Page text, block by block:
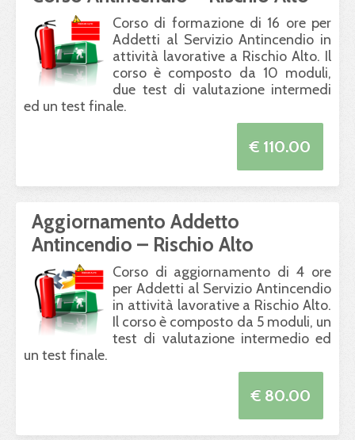
Corso di formazione di 16 ore per
Addetti al Servizio Antincendio in
attività lavorative a Rischio Alto. Il
corso è composto da 10 moduli,
due test di valutazione intermedi
ed un test finale.
€ 110.00
Aggiornamento Addetto
Antincendio – Rischio Alto
Corso di aggiornamento di 4 ore
per Addetti al Servizio Antincendio
in attività lavorative a Rischio Alto.
Il corso è composto da 5 moduli, un
test di valutazione intermedio ed
un test finale.
€ 80.00